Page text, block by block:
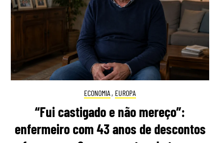
ECONOMIA , EUROPA
“Fui castigado e não mereço”:
enfermeiro com 43 anos de descontos